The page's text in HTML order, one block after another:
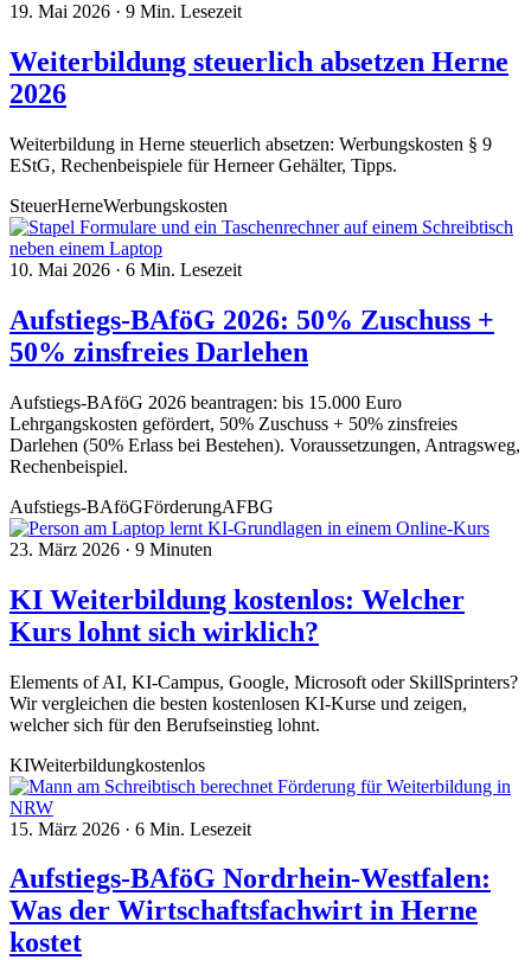
19. Mai 2026 · 9 Min. Lesezeit
Weiterbildung steuerlich absetzen Herne
2026
Weiterbildung in Herne steuerlich absetzen: Werbungskosten § 9
EStG, Rechenbeispiele für Herneer Gehälter, Tipps.
SteuerHerneWerbungskosten
10. Mai 2026 · 6 Min. Lesezeit
Aufstiegs-BAföG 2026: 50% Zuschuss +
50% zinsfreies Darlehen
Aufstiegs-BAföG 2026 beantragen: bis 15.000 Euro
Lehrgangskosten gefördert, 50% Zuschuss + 50% zinsfreies
Darlehen (50% Erlass bei Bestehen). Voraussetzungen, Antragsweg,
Rechenbeispiel.
Aufstiegs-BAföGFörderungAFBG
23. März 2026 · 9 Minuten
KI Weiterbildung kostenlos: Welcher
Kurs lohnt sich wirklich?
Elements of AI, KI-Campus, Google, Microsoft oder SkillSprinters?
Wir vergleichen die besten kostenlosen KI-Kurse und zeigen,
welcher sich für den Berufseinstieg lohnt.
KIWeiterbildungkostenlos
15. März 2026 · 6 Min. Lesezeit
Aufstiegs-BAföG Nordrhein-Westfalen:
Was der Wirtschaftsfachwirt in Herne
kostet